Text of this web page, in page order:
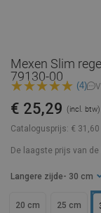
Mexen Slim
79130-00
(4)
Catalogusprijs: € 31,60
€ 25,29 (incl. btw)
De laagste prijs van
Langere zijde - 30 cm
20 cm 25 cm